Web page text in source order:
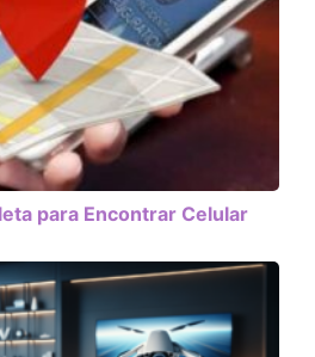
para Encontrar Celular